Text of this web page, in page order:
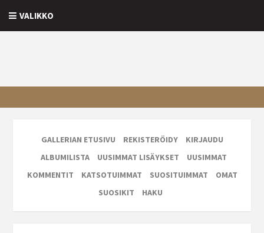
VALIKKO
GALLERIAN ETUSIVU REKISTERÖIDY
KIRJAUDU
ALBUMILISTA
UUSIMMAT LISÄYKSET
UUSIMMAT
KOMMENTIT
KATSOTUIMMAT SUOSITUIMMAT
OMAT
SUOSIKIT
HAKU